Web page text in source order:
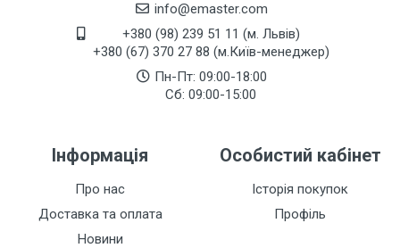
info@emaster.com
+380 (98) 239 51 11 (м. Львів)
+380 (67) 370 27 88 (м.Київ-менеджер)
Пн-Пт: 09:00-18:00
Сб: 09:00-15:00
Інформація
Про нас
Доставка та оплата
Новини
Особистий кабінет
Історія покупок
Профіль